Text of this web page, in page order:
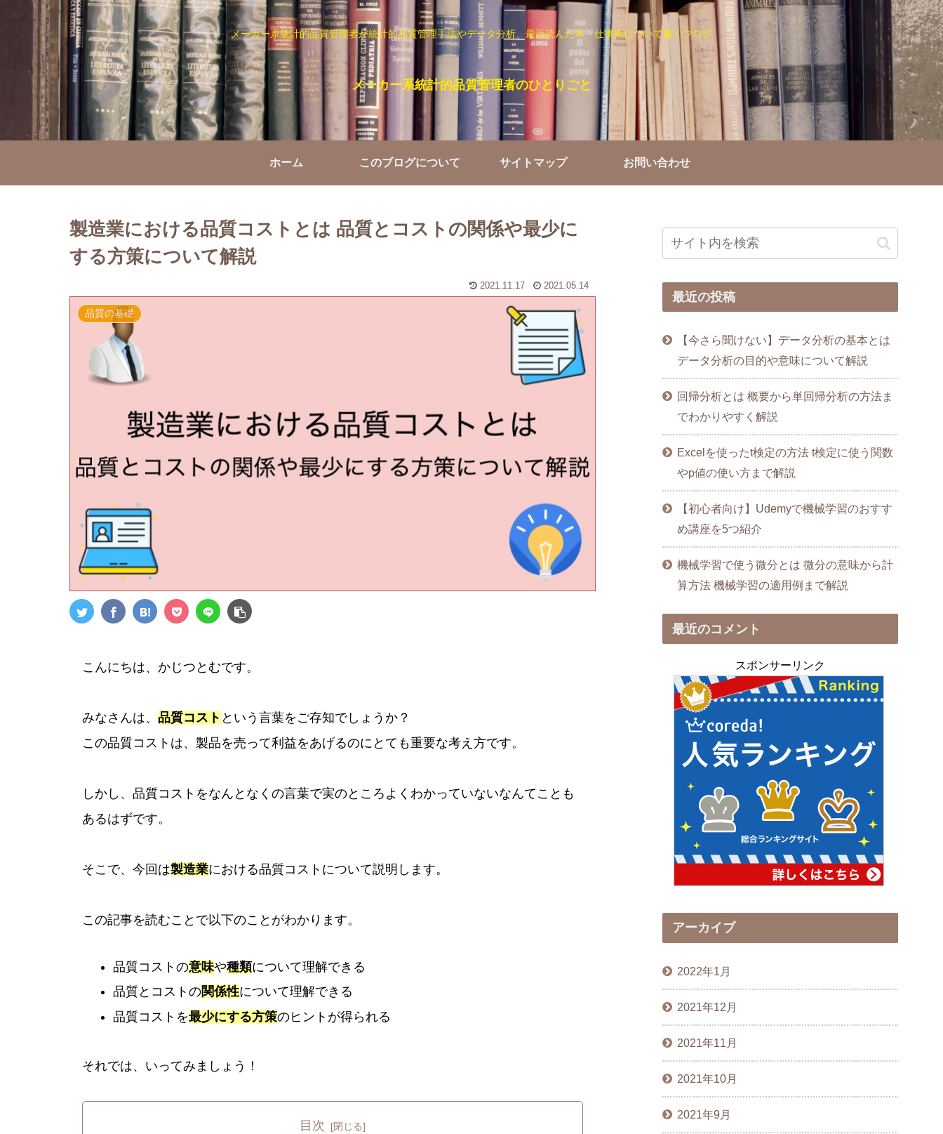
メーカー系統計的品質管理者が統計的品質管理手法やデータ分析、最近読んだ本、仕事術について書くブログ
メーカー系統計的品質管理者のひとりごと
ホーム このブログについて サイトマップ お問い合わせ
製造業における品質コストとは 品質とコストの関係や最少に
する方策について解説
2021.11.17 2021.05.14
品質の基礎
こんにちは、かじつとむです。
みなさんは、 品質コスト という言葉をご存知でしょうか？
この品質コストは、製品を売って利益をあげるのにとても重要な考え方です。
しかし、品質コストをなんとなくの言葉で実のところよくわかっていないなんてことも
あるはずです。
そこで、今回は製造業における品質コストについて説明します。
この記事を読むことで以下のことがわかります。
品質コストの意味や種類について理解できる
品質とコストの関係性について理解できる
品質コストを最少にする方策のヒントが得られる
それでは、いってみましょう！
目次
最近の投稿
【今さら聞けない】データ分析の基本とは
データ分析の目的や意味について解説
回帰分析とは 概要から単回帰分析の方法ま
でわかりやすく解説
Excelを使ったt検定の方法 t検定に使う関数
やp値の使い方まで解説
【初心者向け】Udemyで機械学習のおすす
め講座を5つ紹介
機械学習で使う微分とは 微分の意味から計
算方法 機械学習の適用例まで解説
最近のコメント
スポンサーリンク
アーカイブ
2022年1月
2021年12月
2021年11月
2021年10月
2021年9月